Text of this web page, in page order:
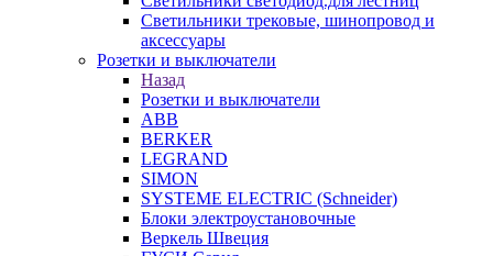
Светильники трековые, шинопровод и
аксессуары
Розетки и выключатели
Назад
Розетки и выключатели
ABB
BERKER
LEGRAND
SIMON
SYSTEME ELECTRIC (Schneider)
Блоки электроустановочные
Веркель Швеция